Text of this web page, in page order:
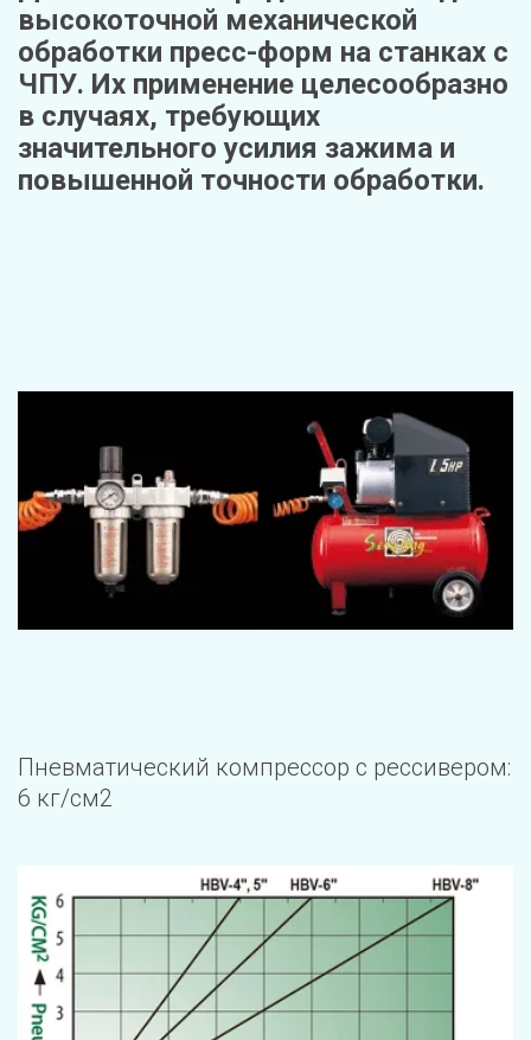
высокоточной механической
обработки пресс-форм на станках с
ЧПУ. Их применение целесообразно
в случаях, требующих
значительного усилия зажима и
повышенной точности обработки.
Пневматический компрессор с рессивером:
6 кг/см2